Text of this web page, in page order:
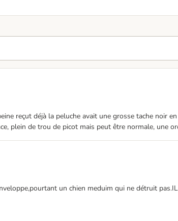
reçut déjà la peluche avait une grosse tache noir
plein de trou de picot mais peut être normale, une
un chien meduim qui ne détruit